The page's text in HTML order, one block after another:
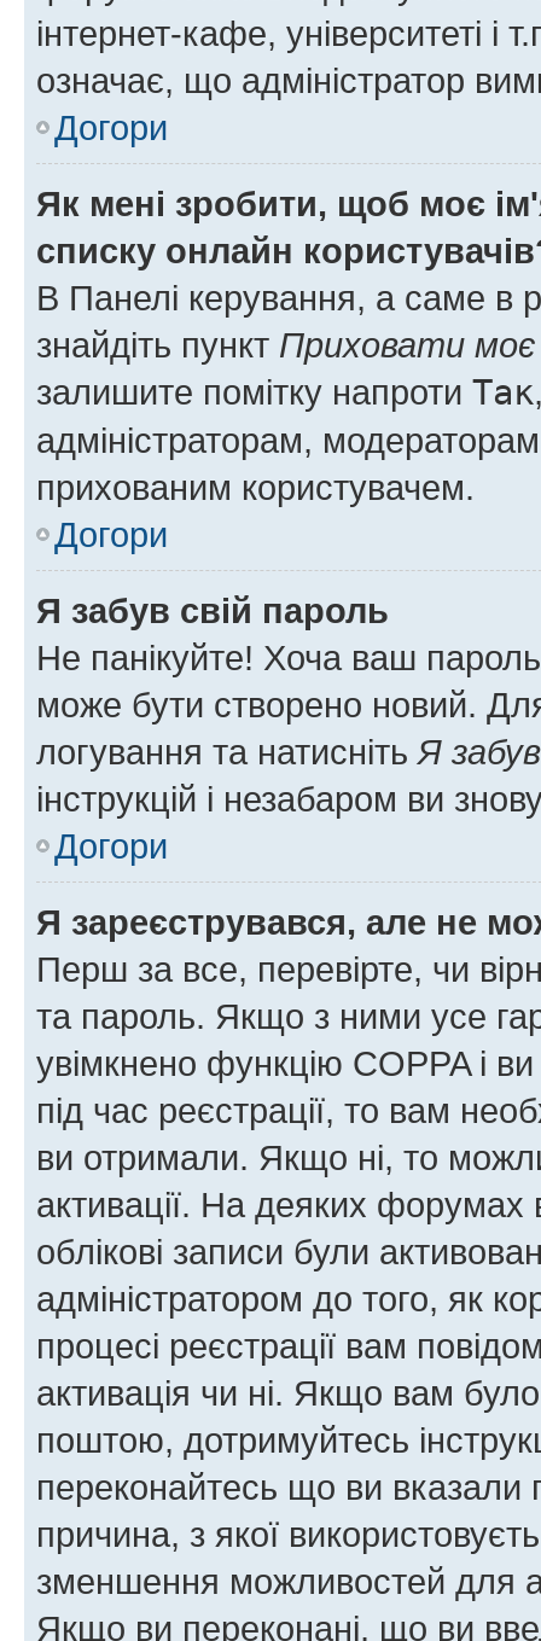
інтернет-кафе, університеті і
означає, що адміністратор
Догори
Як мені зробити, щоб моє
списку онлайн
В Панелі керування, а саме в
знайдіть пункт Приховати моє
залишите помітку напроти Так
адміністраторам,
прихованим користувачем.
Догори
Я забув свій пароль
Не панікуйте! Хоча ваш
може бути створено новий.
логування та натисніть Я
інструкцій і незабаром ви
Догори
Я зареєструвався, але не
Перш за все, перевірте, чи
та пароль. Якщо з ними усе
увімкнено функцію COPPA і
під час реєстрації, то вам
ви отримали. Якщо ні, то
активації. На деяких форумах
облікові записи були
адміністратором до того, як
процесі реєстрації вам
активація чи ні. Якщо вам
поштою, дотримуйтесь
переконайтесь що ви
причина, з якої
зменшення можливостей для
Якщо ви переконані, що ви